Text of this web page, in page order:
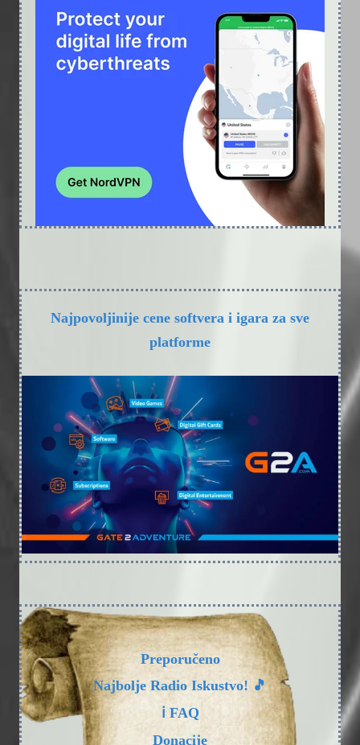
Najpovoljinije cene softvera i igara za sve
platforme
Preporučeno
Najbolje Radio Iskustvo! 🎵
ℹ️ FAQ
Donacije